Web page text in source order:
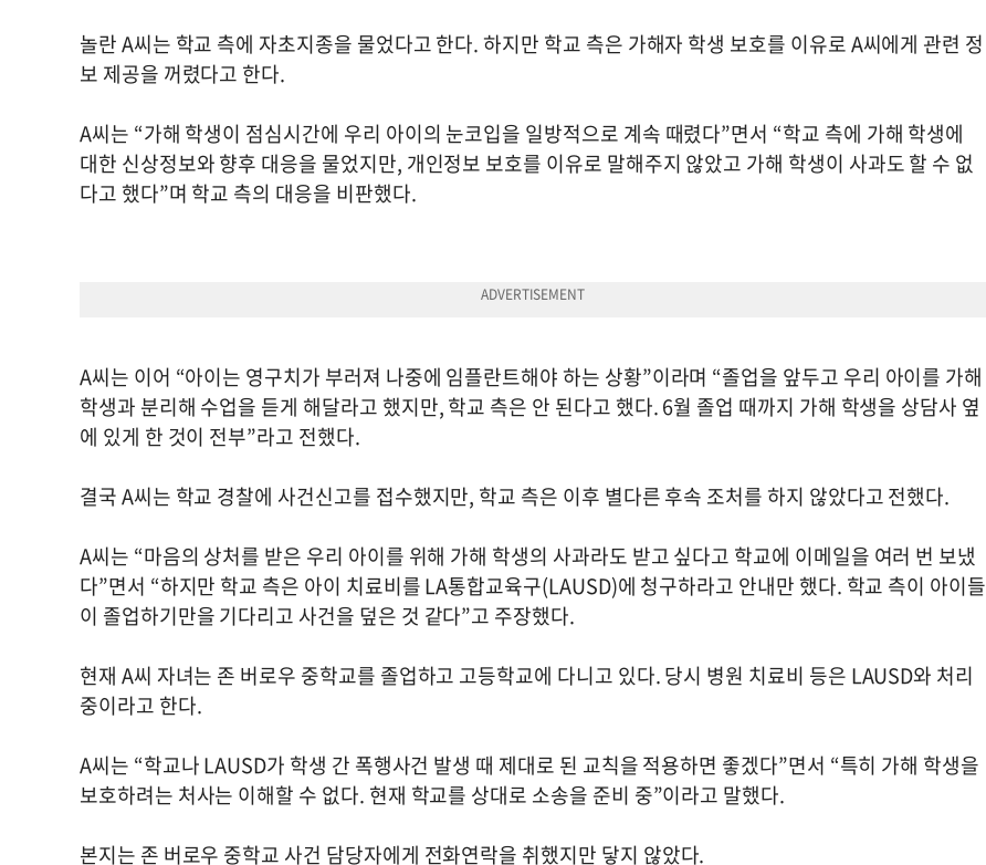
놀란 A씨는 학교 측에 자초지종을 물었다고 한다. 하지만 학교 측은 가해자 학생 보호를 이유로 A씨에게 관련 정
보 제공을 꺼렸다고 한다.
A씨는 “가해 학생이 점심시간에 우리 아이의 눈코입을 일방적으로 계속 때렸다”면서 “학교 측에 가해 학생에
대한 신상정보와 향후 대응을 물었지만, 개인정보 보호를 이유로 말해주지 않았고 가해 학생이 사과도 할 수 없
다고 했다”며 학교 측의 대응을 비판했다.
A씨는 이어 “아이는 영구치가 부러져 나중에 임플란트해야 하는 상황”이라며 “졸업을 앞두고 우리 아이를 가해
학생과 분리해 수업을 듣게 해달라고 했지만, 학교 측은 안 된다고 했다. 6월 졸업 때까지 가해 학생을 상담사 옆
에 있게 한 것이 전부”라고 전했다.
결국 A씨는 학교 경찰에 사건신고를 접수했지만, 학교 측은 이후 별다른 후속 조처를 하지 않았다고 전했다.
A씨는 “마음의 상처를 받은 우리 아이를 위해 가해 학생의 사과라도 받고 싶다고 학교에 이메일을 여러 번 보냈
다”면서 “하지만 학교 측은 아이 치료비를 LA통합교육구(LAUSD)에 청구하라고 안내만 했다. 학교 측이 아이들
이 졸업하기만을 기다리고 사건을 덮은 것 같다”고 주장했다.
현재 A씨 자녀는 존 버로우 중학교를 졸업하고 고등학교에 다니고 있다. 당시 병원 치료비 등은 LAUSD와 처리
중이라고 한다.
A씨는 “학교나 LAUSD가 학생 간 폭행사건 발생 때 제대로 된 교칙을 적용하면 좋겠다”면서 “특히 가해 학생을
보호하려는 처사는 이해할 수 없다. 현재 학교를 상대로 소송을 준비 중”이라고 말했다.
본지는 존 버로우 중학교 사건 담당자에게 전화연락을 취했지만 닿지 않았다.